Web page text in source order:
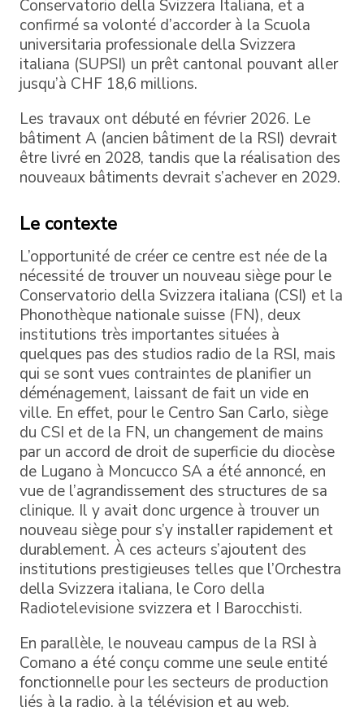
Conservatorio della Svizzera Italiana, et a
confirmé sa volonté d’accorder à la Scuola
universitaria professionale della Svizzera
italiana (SUPSI) un prêt cantonal pouvant aller
jusqu’à CHF 18,6 millions.
Les travaux ont débuté en février 2026. Le
bâtiment A (ancien bâtiment de la RSI) devrait
être livré en 2028, tandis que la réalisation des
nouveaux bâtiments devrait s’achever en 2029.
Le contexte
L’opportunité de créer ce centre est née de la
nécessité de trouver un nouveau siège pour le
Conservatorio della Svizzera italiana (CSI) et la
Phonothèque nationale suisse (FN), deux
institutions très importantes situées à
quelques pas des studios radio de la RSI, mais
qui se sont vues contraintes de planifier un
déménagement, laissant de fait un vide en
ville. En effet, pour le Centro San Carlo, siège
du CSI et de la FN, un changement de mains
par un accord de droit de superficie du diocèse
de Lugano à Moncucco SA a été annoncé, en
vue de l’agrandissement des structures de sa
clinique. Il y avait donc urgence à trouver un
nouveau siège pour s’y installer rapidement et
durablement. À ces acteurs s’ajoutent des
institutions prestigieuses telles que l’Orchestra
della Svizzera italiana, le Coro della
Radiotelevisione svizzera et I Barocchisti.
En parallèle, le nouveau campus de la RSI à
Comano a été conçu comme une seule entité
fonctionnelle pour les secteurs de production
liés à la radio, à la télévision et au web.